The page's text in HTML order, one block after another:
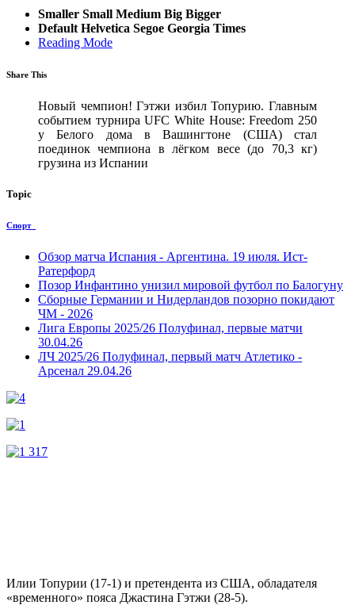
Smaller Small Medium Big Bigger
Default Helvetica Segoe Georgia Times
Reading Mode
Share This
Новый чемпион! Гэтжи избил Топурию. Главным
событием турнира UFC White House: Freedom 250
у Белого дома в Вашингтоне (США) стал
поединок чемпиона в лёгком весе (до 70,3 кг)
грузина из Испании
Topic
Спорт
Обзор матча Испания - Аргентина. 19 июля. Ист-
Ратерфорд
Позор Инфантино унизил мировой футбол по Балогуну
Сборные Германии и Нидерландов позорно покидают
ЧМ - 2026
Лига Европы 2025/26 Полуфинал, первые матчи
30.04.26
ЛЧ 2025/26 Полуфинал, первый матч Атлетико -
Арсенал 29.04.26
Илии Топурии (17-1) и претендента из США, обладателя
«временного» пояса Джастина Гэтжи (28-5).